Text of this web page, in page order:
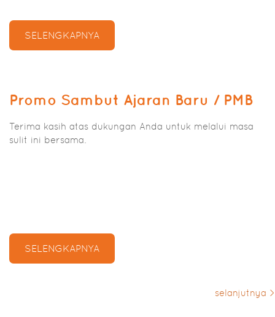
SELENGKAPNYA
Promo Sambut Ajaran Baru / PMB
Terima kasih atas dukungan Anda untuk melalui masa
sulit ini bersama.
SELENGKAPNYA
selanjutnya >